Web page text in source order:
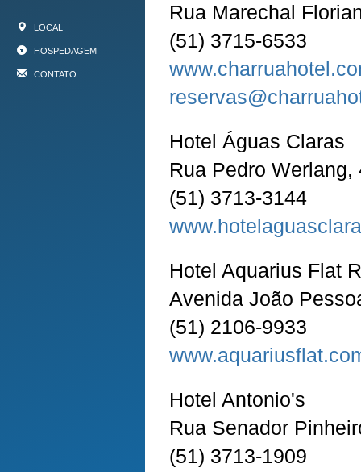
LOCAL
HOSPEDAGEM
CONTATO
Rua Marechal
(51) 3715-6533
Hotel Águas Claras
Rua Pedro
(51) 3713-3144
Hotel Aquarius Flat
Avenida João
(51) 2106-9933
Hotel Antonio's
Rua Senador
(51) 3713-1909